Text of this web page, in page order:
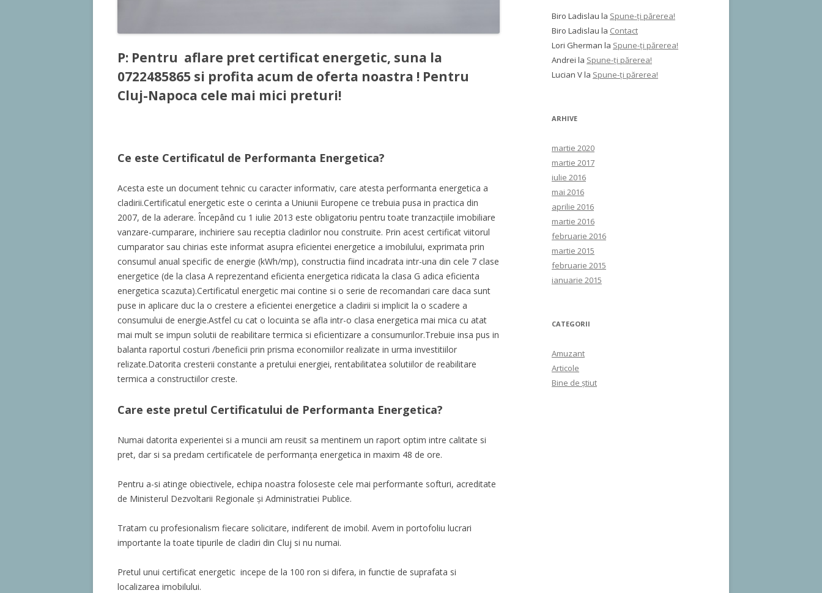
P: Pentru aflare pret certificat energetic, suna la
0722485865 si profita acum de oferta noastra ! Pentru
Cluj-Napoca cele mai mici preturi!
Ce este Certificatul de Performanta Energetica?
Acesta este un document tehnic cu caracter informativ, care atesta performanta energetica a
cladirii.Certificatul energetic este o cerinta a Uniunii Europene ce trebuia pusa in practica din
2007, de la aderare. Începând cu 1 iulie 2013 este obligatoriu pentru toate tranzacțiile imobiliare
vanzare-cumparare, inchiriere sau receptia cladirilor nou construite. Prin acest certificat viitorul
cumparator sau chirias este informat asupra eficientei energetice a imobilului, exprimata prin
consumul anual specific de energie (kWh/mp), constructia fiind incadrata intr-una din cele 7 clase
energetice (de la clasa A reprezentand eficienta energetica ridicata la clasa G adica eficienta
energetica scazuta).Certificatul energetic mai contine si o serie de recomandari care daca sunt
puse in aplicare duc la o crestere a eficientei energetice a cladirii si implicit la o scadere a
consumului de energie.Astfel cu cat o locuinta se afla intr-o clasa energetica mai mica cu atat
mai mult se impun solutii de reabilitare termica si eficientizare a consumurilor.Trebuie insa pus in
balanta raportul costuri /beneficii prin prisma economiilor realizate in urma investitiilor
relizate.Datorita cresterii constante a pretului energiei, rentabilitatea solutiilor de reabilitare
termica a constructiilor creste.
Care este pretul Certificatului de Performanta Energetica?
Numai datorita experientei si a muncii am reusit sa mentinem un raport optim intre calitate si
pret, dar si sa predam certificatele de performanța energetica in maxim 48 de ore.
Pentru a-si atinge obiectivele, echipa noastra foloseste cele mai performante softuri, acreditate
de Ministerul Dezvoltarii Regionale și Administratiei Publice.
Tratam cu profesionalism fiecare solicitare, indiferent de imobil. Avem in portofoliu lucrari
importante la toate tipurile de cladiri din Cluj si nu numai.
Pretul unui certificat energetic incepe de la 100 ron si difera, in functie de suprafata si
localizarea imobilului.
Biro Ladislau la Spune-ţi părerea!
Biro Ladislau la Contact
Lori Gherman la Spune-ţi părerea!
Andrei la Spune-ţi părerea!
Lucian Vla Spune-ţi părerea!
ARHIVE
martie 2020
martie 2017
iulie 2016
mai 2016
aprilie 2016
martie 2016
februarie 2016
martie 2015
februarie 2015
ianuarie 2015
CATEGORII
Amuzant
Articole
Bine de ştiut